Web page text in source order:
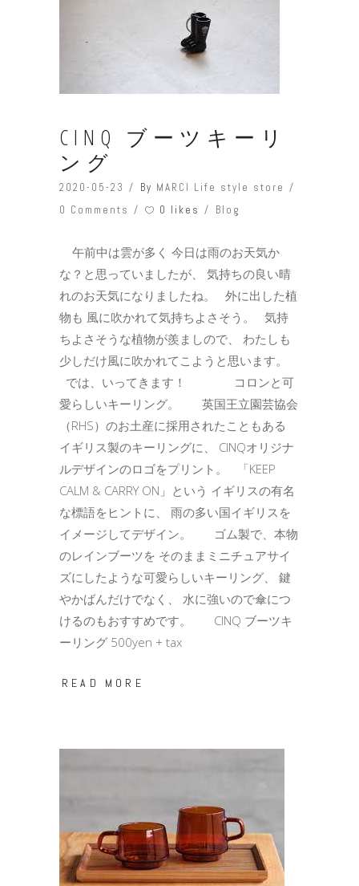
CINQ ブーツキーリ
ング
2020-05-23 By MARCI Life style store
0 Comments
0 likes Blog
午前中は雲が多く 今日は雨のお天気か
な？と思っていましたが、 気持ちの良い晴
れのお天気になりましたね。 外に出した植
物も 風に吹かれて気持ちよさそう。 気持
ちよさそうな植物が羨ましので、 わたしも
少しだけ風に吹かれてこようと思います。
では、いってきます！ コロンと可
愛らしいキーリング。 英国王立園芸協会
（RHS）のお土産に採用されたこともある
イギリス製のキーリングに、 CINQオリジナ
ルデザインのロゴをプリント。 「KEEP
CALM & CARRY ON」という イギリスの有名
な標語をヒントに、 雨の多い国イギリスを
イメージしてデザイン。 ゴム製で、本物
のレインブーツを そのままミニチュアサイ
ズにしたような可愛らしいキーリング、 鍵
やかばんだけでなく、 水に強いので傘につ
けるのもおすすめです。 CINQ ブーツキ
ーリング 500yen + tax
READ MORE